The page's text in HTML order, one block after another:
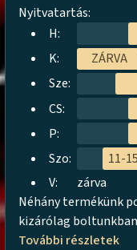
Nyitvatartás:
H:
K:
ZÁRVA
Sze:
CS:
P:
Szo:
11-
V:
zárva
Néhány termékünk
kizárólag
További részletek